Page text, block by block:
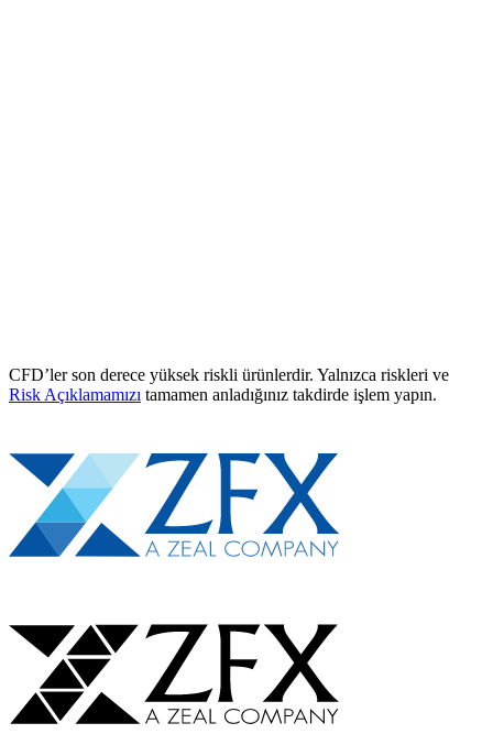
CFD’ler son derece yüksek riskli ürünlerdir. Yalnızca riskleri ve
Risk Açıklamamızı tamamen anladığınız takdirde işlem yapın.